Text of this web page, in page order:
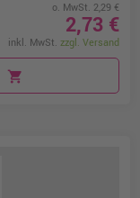
o. MwSt. 2,29 €
2,73 €
inkl. MwSt. zzgl. Versand
shopping_cart